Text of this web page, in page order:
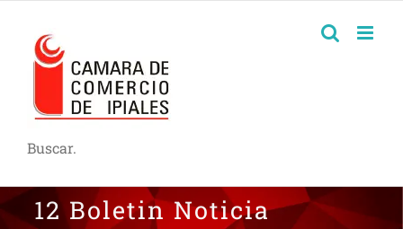
Buscar.
12 Boletin Noticia